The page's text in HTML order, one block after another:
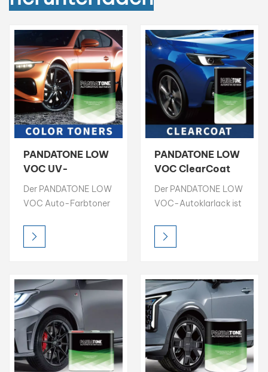
PANDATONE LOW
VOC UV-
beständiger
Farbtoner 1K
Der PANDATONE LOW
VOC Auto-Farbtoner
satte Farbsättigung
und präzise
Wahl für professionelle
Farbabstimmung.
Jeder Toner ist für
einfaches Mischen und
konsistente Ergebnisse
konzipiert und für
PANDATONE LOW
VOC ClearCoat
Hochglänzender,
schnell
Klarlack für die
Autoreparatur
Der PANDATONE LOW
VOC-Autoklarlack ist
Hochglanzschicht, die
den Autolack vor
gleichzeitig seinen
Glanz verstärkt. Er
trocknet schnell und
lässt sich leicht
auftragen.